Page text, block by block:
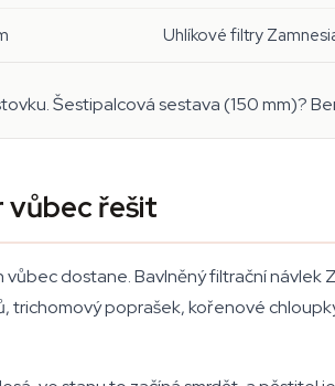
Uhlíkové filtry
Šestipalcová sestava (150 mm)?
vůbec řešit
dostane. Bavlněný filtrační návlek
trichomový poprašek, kořenové